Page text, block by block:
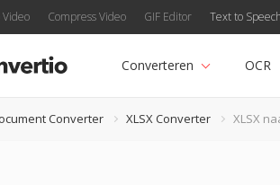
Compress Video GIF Editor Text to Speech
Converteren OCR
Converter XLSX Converter XLSX